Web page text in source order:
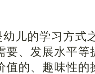
儿的学习方式
要、发展水平
值的、趣味性